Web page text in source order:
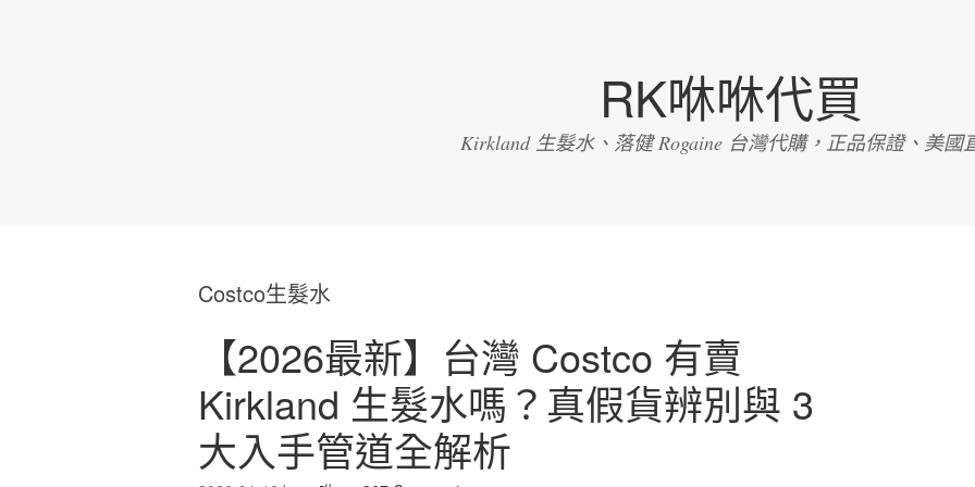
RK咻咻代買
Kirkland 生髮水、落健 Rogaine 台灣代購，正品保證、美國
Costco生髮水
【2026最新】台灣 Costco 有賣
Kirkland 生髮水嗎？真假貨辨別與 3
大入手管道全解析